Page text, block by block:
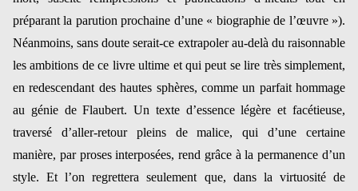
préparant la parution prochaine d’une « biographie de l’œuvre »).
Néanmoins, sans doute serait-ce extrapoler au-delà du raisonnable
les ambitions de ce livre ultime et qui peut se lire très simplement,
en redescendant des hautes sphères, comme un parfait hommage
au génie de Flaubert. Un texte d’essence légère et facétieuse,
traversé d’aller-retour pleins de malice, qui d’une certaine
manière, par proses interposées, rend grâce à la permanence d’un
style. Et l’on regrettera seulement que, dans la virtuosité de